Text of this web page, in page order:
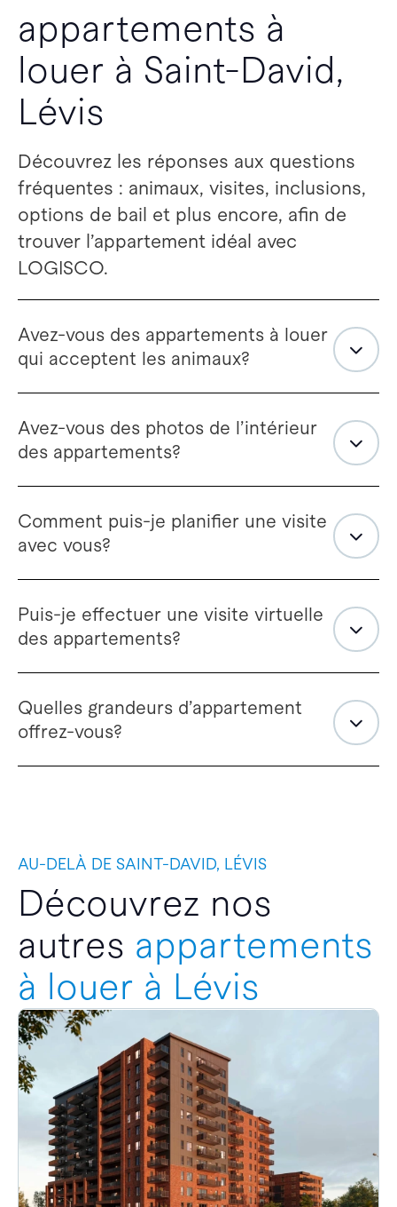
appartements à
louer à Saint-David,
Lévis
Découvrez les réponses aux questions
fréquentes : animaux, visites, inclusions,
options de bail et plus encore, afin de
trouver l’appartement idéal avec
LOGISCO.
Avez-vous des appartements à louer
qui acceptent les animaux?
Avez-vous des photos de l’intérieur
des appartements?
Comment puis-je planifier une visite
avec vous?
Puis-je effectuer une visite virtuelle
des appartements?
Quelles grandeurs d’appartement
offrez-vous?
AU-DELÀ DE SAINT-DAVID, LÉVIS
Découvrez nos
autres appartements
à louer à Lévis